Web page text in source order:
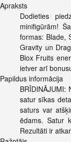
Apraksts
Dodieties
minifigūrām!
formas: Blade,
Gravity un
Blox Fruits
ietver arī
Papildus informācija
satur sīkas
saturs var
ēdams. Satur
Rezultāti ir